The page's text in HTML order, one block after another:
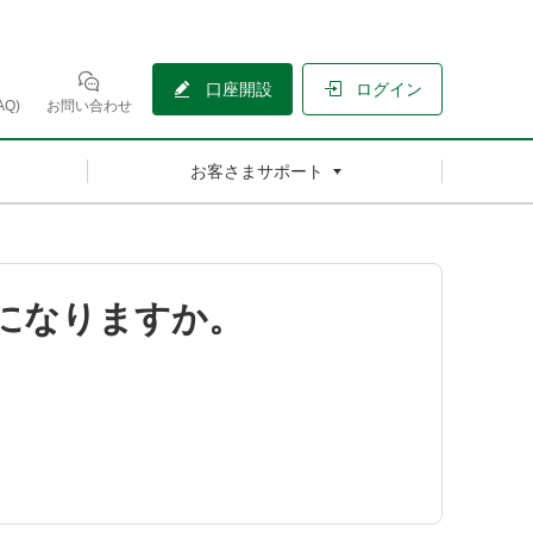
お問い合わせ
口座開設 ログイン
お客さまサポート
なりますか。